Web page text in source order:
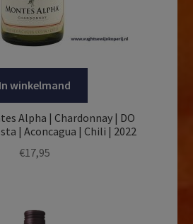
In winkelmand
Alpha | Chardonnay | DO
| Aconcagua | Chili | 2022
€17,95